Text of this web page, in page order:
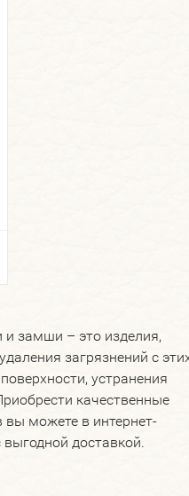
замши – это изделия,
загрязнений с
устранения
качественные
вы можете в интернет-
доставкой.